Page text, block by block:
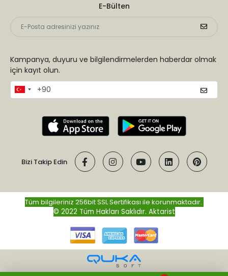
E-Bülten
Kampanya, duyuru ve bilgilendirmelerden haberdar olmak
için kayıt olun.
Bizi Takip Edin
Tüm bilgileriniz 256bit SSL Sertifikası ile korunmaktadır.
© 2022 Tüm Hakları Saklıdır. Aktarist